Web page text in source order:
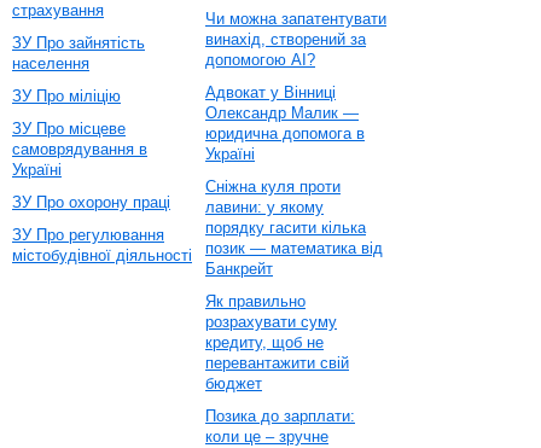
страхування
ЗУ Про зайнятість
населення
ЗУ Про міліцію
ЗУ Про місцеве
самоврядування в
Україні
ЗУ Про охорону праці
ЗУ Про регулювання
містобудівної діяльності
Чи можна запатентувати
винахід, створений за
допомогою AI?
Адвокат у Вінниці
Олександр Малик —
юридична допомога в
Україні
Сніжна куля проти
лавини: у якому
порядку гасити кілька
позик — математика від
Банкрейт
Як правильно
розрахувати суму
кредиту, щоб не
перевантажити свій
бюджет
Позика до зарплати:
коли це – зручне